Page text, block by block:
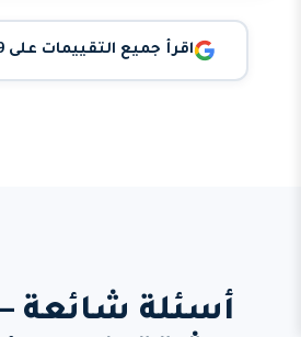
اقرأ جميع التقييمات على Google ⭐ 4.9
أسئلة شائعة